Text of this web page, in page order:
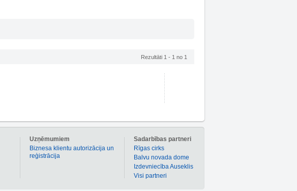
Rezultāti 1 - 1 no 1
Sadarbības partneri
Rīgas cirks
Balvu novada dome
Izdevniecība Auseklis
Visi partneri
Uzņēmumiem
Biznesa klientu autorizācija un
reģistrācija